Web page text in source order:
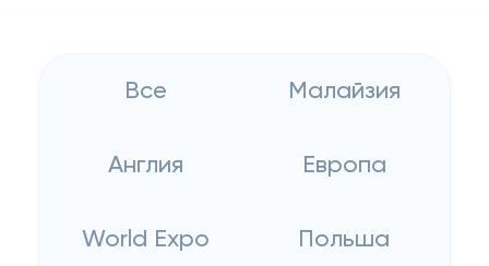
Все Малайзия
Англия Европа
World Expo Польша